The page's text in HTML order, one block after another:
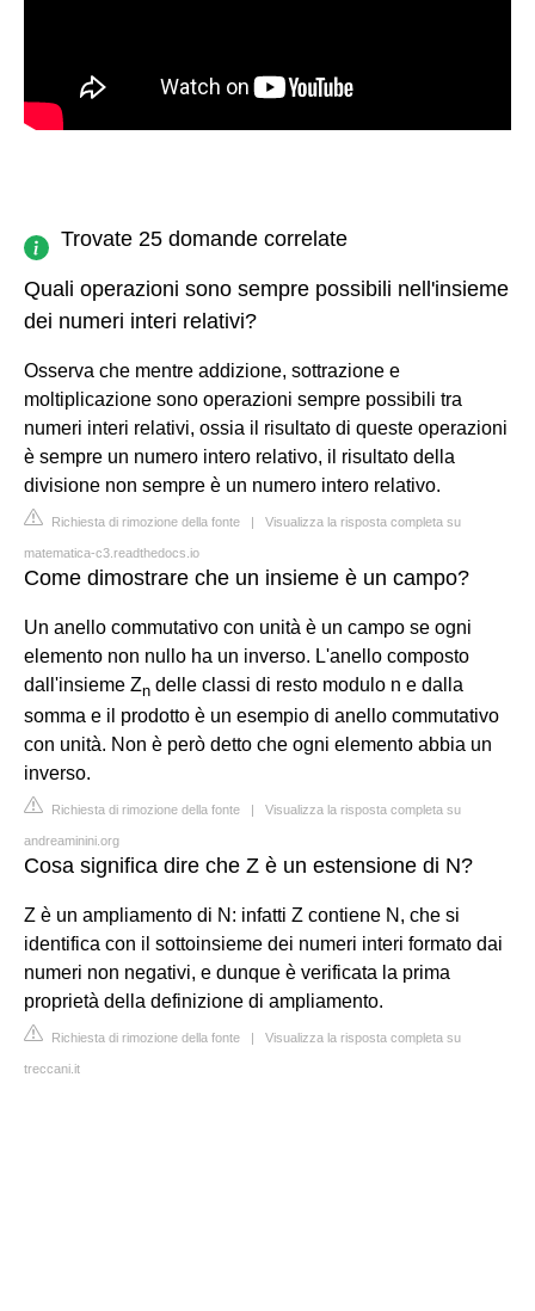
Trovate 25 domande correlate
Quali operazioni sono sempre possibili nell'insieme
dei numeri interi relativi?
Osserva che mentre addizione, sottrazione e
moltiplicazione sono operazioni sempre possibili tra
numeri interi relativi, ossia il risultato di queste operazioni
è sempre un numero intero relativo, il risultato della
divisione non sempre è un numero intero relativo.
Richiesta di rimozione della fonte | Visualizza la risposta completa su
matematica-c3.readthedocs.io
Come dimostrare che un insieme è un campo?
Un anello commutativo con unità è un campo se ogni
elemento non nullo ha un inverso. L'anello composto
dall'insieme Zn delle classi di resto modulo n e dalla
somma e il prodotto è un esempio di anello commutativo
con unità. Non è però detto che ogni elemento abbia un
inverso.
Richiesta di rimozione della fonte | Visualizza la risposta completa su
andreaminini.org
Cosa significa dire che Z è un estensione di N?
Z è un ampliamento di N: infatti Z contiene N, che si
identifica con il sottoinsieme dei numeri interi formato dai
numeri non negativi, e dunque è verificata la prima
proprietà della definizione di ampliamento.
Richiesta di rimozione della fonte | Visualizza la risposta completa su
treccani.it